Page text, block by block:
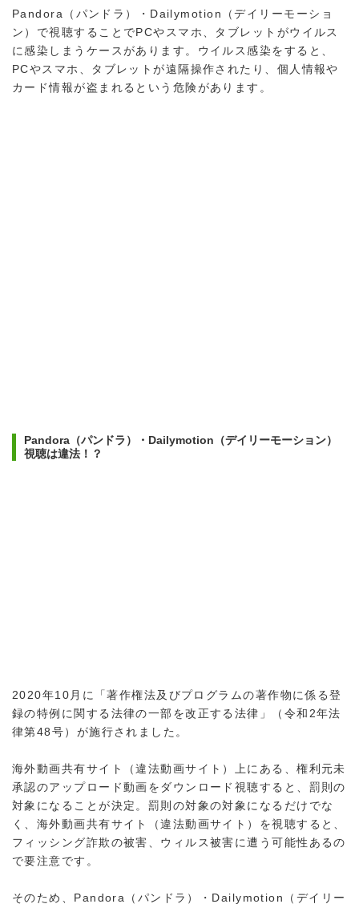
Pandora（パンドラ）・Dailymotion（デイリーモーショ
ン）で視聴することでPCやスマホ、タブレットがウイルス
に感染しまうケースがあります。ウイルス感染をすると、
PCやスマホ、タブレットが遠隔操作されたり、個人情報や
カード情報が盗まれるという危険があります。
Pandora（パンドラ）・Dailymotion（デイリーモーション）
視聴は違法！？
2020年10月に「著作権法及びプログラムの著作物に係る登
録の特例に関する法律の一部を改正する法律」（令和2年法
律第48号）が施行されました。
海外動画共有サイト（違法動画サイト）上にある、権利元未
承認のアップロード動画をダウンロード視聴すると、罰則の
対象になることが決定。罰則の対象の対象になるだけでな
く、海外動画共有サイト（違法動画サイト）を視聴すると、
フィッシング詐欺の被害、ウィルス被害に遭う可能性あるの
で要注意です。
そのため、Pandora（パンドラ）・Dailymotion（デイリー